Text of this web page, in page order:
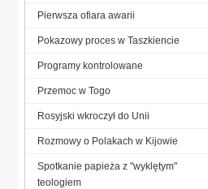
Pierwsza ofiara awarii
Pokazowy proces w Taszkiencie
Programy kontrolowane
Przemoc w Togo
Rosyjski wkroczył do Unii
Rozmowy o Polakach w Kijowie
Spotkanie papieża z "wyklętym"
teologiem